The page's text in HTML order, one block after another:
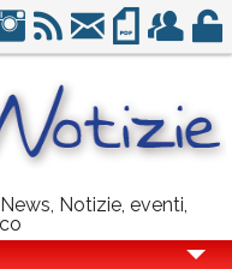
Notizie, eventi,